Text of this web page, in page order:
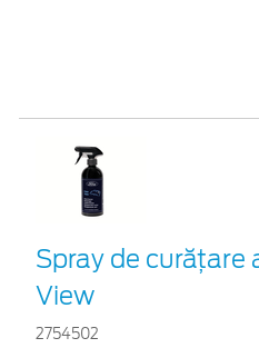
Spray de curățare
View
2754502